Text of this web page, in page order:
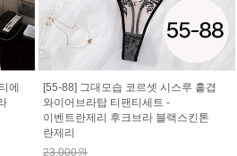
에
[55-88] 그대모습 코르셋 시스루 홑겹
와이어브라탑 티팬티세트 -
이벤트란제리 후크브라 블랙스킨톤
란제리
23,000원